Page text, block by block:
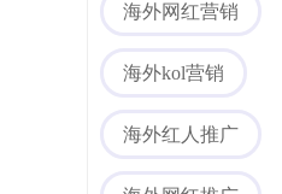
海外社媒代运营
海外网红营销
海外kol营销
海外红人推广